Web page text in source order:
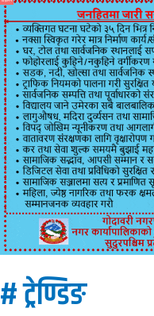
# ट्रेण्डिङ